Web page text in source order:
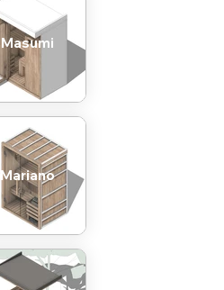
Masumi
Mariano